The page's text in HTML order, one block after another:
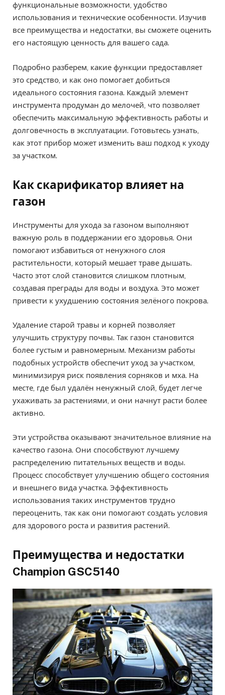
функциональные возможности, удобство
использования и технические особенности. Изучив
все преимущества и недостатки, вы сможете оценить
его настоящую ценность для вашего сада.
Подробно разберем, какие функции предоставляет
это средство, и как оно помогает добиться
идеального состояния газона. Каждый элемент
инструмента продуман до мелочей, что позволяет
обеспечить максимальную эффективность работы и
долговечность в эксплуатации. Готовьтесь узнать,
как этот прибор может изменить ваш подход к уходу
за участком.
Как скарификатор влияет на
газон
Инструменты для ухода за газоном выполняют
важную роль в поддержании его здоровья. Они
помогают избавиться от ненужного слоя
растительности, который мешает траве дышать.
Часто этот слой становится слишком плотным,
создавая преграды для воды и воздуха. Это может
привести к ухудшению состояния зелёного покрова.
Удаление старой травы и корней позволяет
улучшить структуру почвы. Так газон становится
более густым и равномерным. Механизм работы
подобных устройств обеспечит уход за участком,
минимизируя риск появления сорняков и мха. На
месте, где был удалён ненужный слой, будет легче
ухаживать за растениями, и они начнут расти более
активно.
Эти устройства оказывают значительное влияние на
качество газона. Они способствуют лучшему
распределению питательных веществ и воды.
Процесс способствует улучшению общего состояния
и внешнего вида участка. Эффективность
использования таких инструментов трудно
переоценить, так как они помогают создать условия
для здорового роста и развития растений.
Преимущества и недостатки
Champion GSC5140